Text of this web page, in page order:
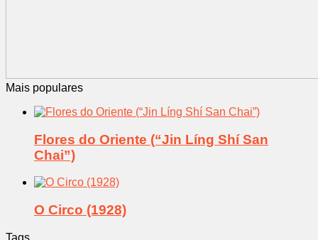
Mais populares
Flores do Oriente (“Jin Líng Shí San
Chai”)
O Circo (1928)
Tags